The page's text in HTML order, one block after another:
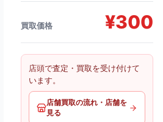
買取価格 ¥300
店頭で査定・買取を受け付けて
います。
店舗買取の流れ・店舗を
見る